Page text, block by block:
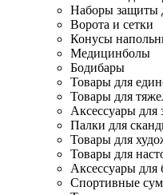
Наборы защиты
Ворота и сетки
Конусы
Медицинболы
Бодибары
Товары для
Товары для
Аксессуары
Палки для
Товары для
Товары для
Аксессуары для
Спортивные